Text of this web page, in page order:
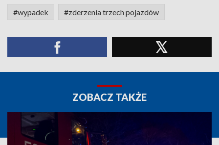
#wypadek #zderzenia trzech pojazdów
ZOBACZ TAKŻE